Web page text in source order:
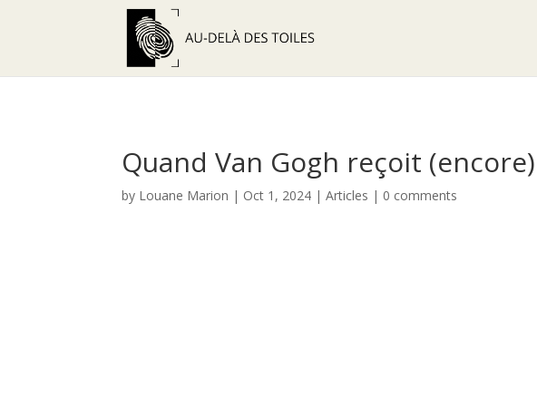
Quand Van Gogh reçoit
by Louane Marion | Oct 1, 2024 |Articles | 0 comments